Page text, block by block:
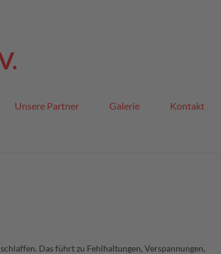
Unsere Partner Galerie Kontakt
Das führt zu Fehlhaltungen, Verspannungen,